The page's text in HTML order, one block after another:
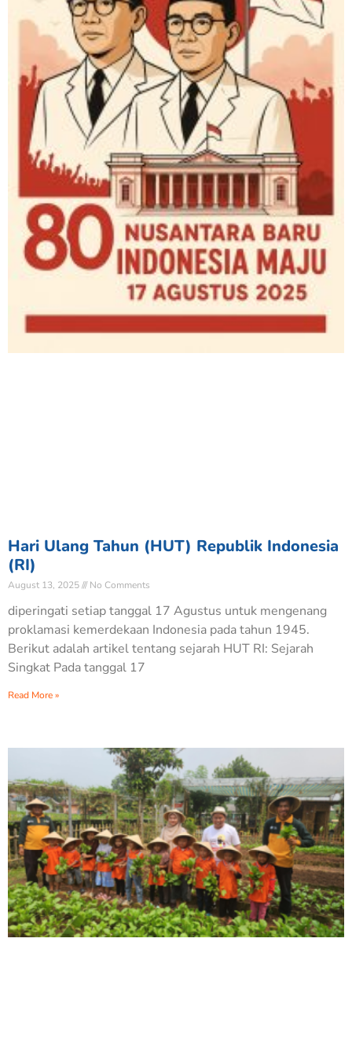
Hari Ulang Tahun (HUT) Republik Indonesia
(RI)
August 13, 2025 No Comments
diperingati setiap tanggal 17 Agustus untuk mengenang
proklamasi kemerdekaan Indonesia pada tahun 1945.
Berikut adalah artikel tentang sejarah HUT RI: Sejarah
Singkat Pada tanggal 17
Read More »